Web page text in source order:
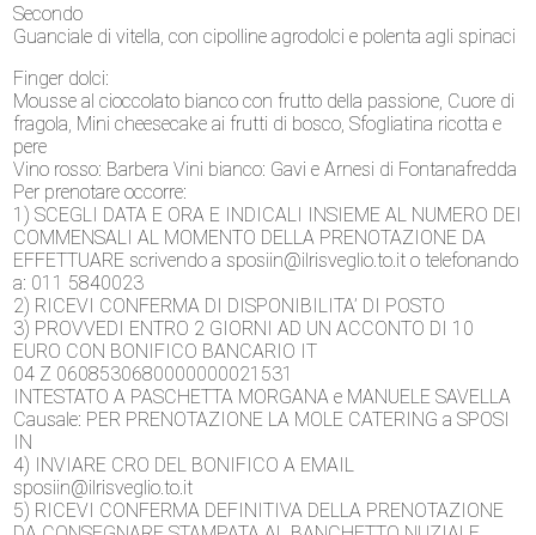
Secondo
Guanciale di vitella, con cipolline agrodolci e polenta agli spinaci
Finger dolci:
Mousse al cioccolato bianco con frutto della passione, Cuore di
fragola, Mini cheesecake ai frutti di bosco, Sfogliatina ricotta e
pere
Vino rosso: Barbera Vini bianco: Gavi e Arnesi di Fontanafredda
Per prenotare occorre:
1) SCEGLI DATA E ORA E INDICALI INSIEME AL NUMERO DEI
COMMENSALI AL MOMENTO DELLA PRENOTAZIONE DA
EFFETTUARE scrivendo a sposiin@ilrisveglio.to.it o telefonando
a: 011 5840023
2) RICEVI CONFERMA DI DISPONIBILITA’ DI POSTO
3) PROVVEDI ENTRO 2 GIORNI AD UN ACCONTO DI 10
EURO CON BONIFICO BANCARIO IT
04 Z 0608530680000000021531
INTESTATO A PASCHETTA MORGANA e MANUELE SAVELLA
Causale: PER PRENOTAZIONE LA MOLE CATERING a SPOSI
IN
4) INVIARE CRO DEL BONIFICO A EMAIL
sposiin@ilrisveglio.to.it
5) RICEVI CONFERMA DEFINITIVA DELLA PRENOTAZIONE